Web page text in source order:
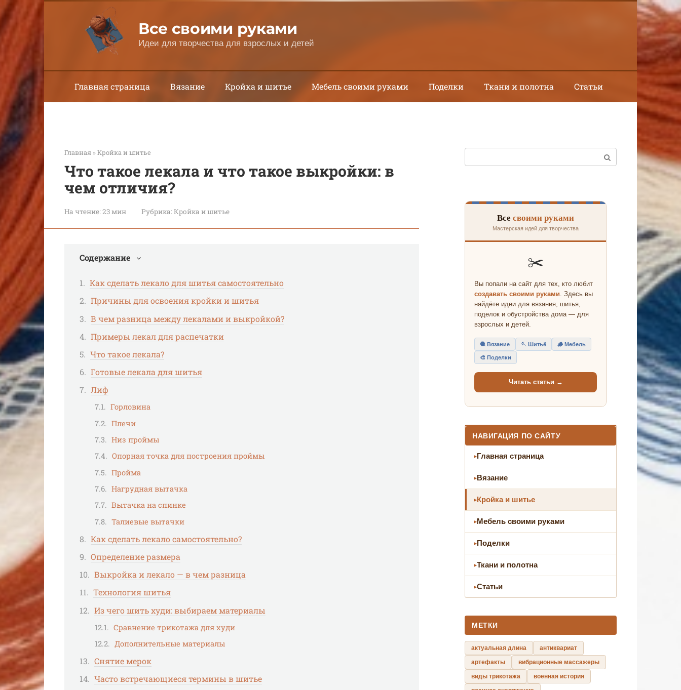
Перейти
к
контенту
Все своими руками
Идеи для творчества для взрослых и детей
Главная страница Вязание Кройка и шитье Мебель своими руками Поделки Ткани и полотна Статьи
Главная »Кройка и шитье
Что такое лекала и что такое выкройки: в
чем отличия?
На чтение:23 мин Рубрика:Кройка и шитье
Содержание
Как сделать лекало для шитья самостоятельно
Причины для освоения кройки и шитья
В чем разница между лекалами и выкройкой?
Примеры лекал для распечатки
Что такое лекала?
Готовые лекала для шитья
Лиф
Горловина
Плечи
Низ проймы
Опорная точка для построения проймы
Пройма
Нагрудная вытачка
Вытачка на спинке
Талиевые вытачки
Как сделать лекало самостоятельно?
Определение размера
Выкройка и лекало — в чем разница
Технология шитья
Из чего шить худи: выбираем материалы
Сравнение трикотажа для худи
Дополнительные материалы
Снятие мерок
Часто встречающиеся термины в шитье
Все своими руками
Мастерская идей для творчества
✂️
Вы попали на сайт для тех, кто любит
создавать своими руками. Здесь вы
найдёте идеи для вязания, шитья,
поделок и обустройства дома — для
взрослых и детей.
🧶 Вязание 🪡 Шитьё 🪵 Мебель
🎨 Поделки
Читать статьи →
НАВИГАЦИЯ ПО САЙТУ
Главная страница
Вязание
Кройка и шитье
Мебель своими руками
Поделки
Ткани и полотна
Статьи
МЕТКИ
актуальная длина
антиквариат
артефакты
вибрационные массажеры
виды трикотажа
военная история